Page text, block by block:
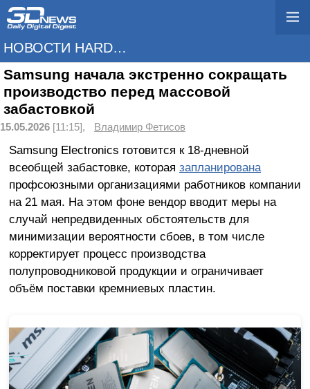
НОВОСТИ HARDWARE
Samsung начала экстренно сокращать
производство перед массовой
забастовкой
15.05.2026 [11:15], Владимир Фетисов
Samsung Electronics готовится к 18-дневной
всеобщей забастовке, которая запланирована
профсоюзными организациями работников компании
на 21 мая. На этом фоне вендор вводит меры на
случай непредвиденных обстоятельств для
минимизации вероятности сбоев, в том числе
корректирует процесс производства
полупроводниковой продукции и ограничивает
объём поставки кремниевых пластин.